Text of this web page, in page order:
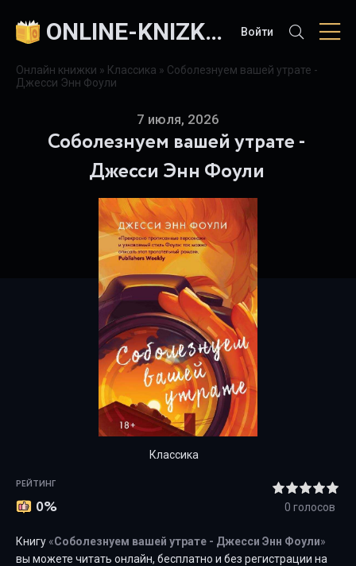
ONLINE-KNIZKI.COM Войти
Онлайн книжки » Классика » Соболезнуем вашей утрате -
Джесси Энн Фоули
Соболезнуем вашей утрате -
Джесси Энн Фоули
7 июля, 2026
Классика
РЕЙТИНГ
0% 0 голосов
Книгу «Соболезнуем вашей утрате - Джесси Энн Фоули»
вы можете читать онлайн, бесплатно и без регистрации на